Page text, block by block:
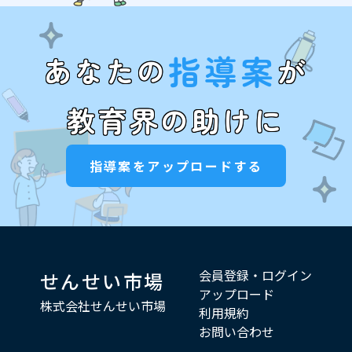
あなたの指導案が
教育界の助けに
指導案をアップロードする
せんせい市場
株式会社せんせい市場
会員登録・ログイン
アップロード
利用規約
お問い合わせ